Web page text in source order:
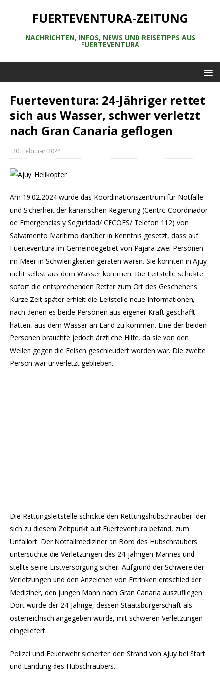
FUERTEVENTURA-ZEITUNG
NACHRICHTEN, INFOS, NEWS UND REISETIPPS AUS
FUERTEVENTURA
Fuerteventura: 24-Jähriger rettet
sich aus Wasser, schwer verletzt
nach Gran Canaria geflogen
20. Februar 2024
Am 19.02.2024 wurde das Koordinationszentrum für Notfälle
und Sicherheit der kanarischen Regierung (Centro Coordinador
de Emergencias y Seguridad/ CECOES/ Telefon 112) von
Salvamento Marítimo darüber in Kenntnis gesetzt, dass auf
Fuerteventura im Gemeindegebiet von Pájara zwei Personen
im Meer in Schwierigkeiten geraten waren. Sie konnten in Ajuy
nicht selbst aus dem Wasser kommen. Die Leitstelle schickte
sofort die entsprechenden Retter zum Ort des Geschehens.
Kurze Zeit später erhielt die Leitstelle neue Informationen,
nach denen es beide Personen aus eigener Kraft geschafft
hatten, aus dem Wasser an Land zu kommen. Eine der beiden
Personen brauchte jedoch ärztliche Hilfe, da sie von den
Wellen gegen die Felsen geschleudert worden war. Die zweite
Person war unverletzt geblieben.
Die Rettungsleitstelle schickte den Rettungshubschrauber, der
sich zu diesem Zeitpunkt auf Fuerteventura befand, zum
Unfallort. Der Notfallmediziner an Bord des Hubschraubers
untersuchte die Verletzungen des 24-jährigen Mannes und
stellte seine Erstversorgung sicher. Aufgrund der Schwere der
Verletzungen und den Anzeichen von Ertrinken entschied der
Mediziner, den jungen Mann nach Gran Canaria auszufliegen.
Dort wurde der 24-Jährige, dessen Staatsbürgerschaft als
österreichisch angegeben wurde, mit schweren Verletzungen
eingeliefert.
Polizei und Feuerwehr sicherten den Strand von Ajuy bei Start
und Landung des Hubschraubers.